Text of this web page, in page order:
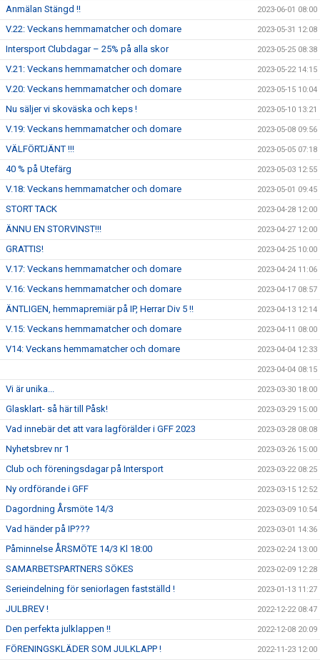
Anmälan Stängd !! 2023-06-01 08:00
V.22: Veckans hemmamatcher och domare 2023-05-31 12:08
Intersport Clubdagar – 25% på alla skor 2023-05-25 08:38
V.21: Veckans hemmamatcher och domare 2023-05-22 14:15
V.20: Veckans hemmamatcher och domare 2023-05-15 10:04
Nu säljer vi skoväska och keps ! 2023-05-10 13:21
V.19: Veckans hemmamatcher och domare 2023-05-08 09:56
VÄLFÖRTJÄNT !!! 2023-05-05 07:18
40 % på Utefärg 2023-05-03 12:55
V.18: Veckans hemmamatcher och domare 2023-05-01 09:45
STORT TACK 2023-04-28 12:00
ÄNNU EN STORVINST!!! 2023-04-27 12:00
GRATTIS! 2023-04-25 10:00
V.17: Veckans hemmamatcher och domare 2023-04-24 11:06
V.16: Veckans hemmamatcher och domare 2023-04-17 08:57
ÄNTLIGEN, hemmapremiär på IP, Herrar Div 5 !! 2023-04-13 12:14
V.15: Veckans hemmamatcher och domare 2023-04-11 08:00
V14: Veckans hemmamatcher och domare 2023-04-04 12:33
2023-04-04 08:15
Vi är unika... 2023-03-30 18:00
Glasklart- så här till Påsk! 2023-03-29 15:00
Vad innebär det att vara lagförälder i GFF 2023 2023-03-28 08:08
Nyhetsbrev nr 1 2023-03-26 15:00
Club och föreningsdagar på Intersport 2023-03-22 08:25
Ny ordförande i GFF 2023-03-15 12:52
Dagordning Årsmöte 14/3 2023-03-09 10:54
Vad händer på IP??? 2023-03-01 14:36
Påminnelse ÅRSMÖTE 14/3 Kl 18:00 2023-02-24 13:00
SAMARBETSPARTNERS SÖKES 2023-02-09 12:28
Serieindelning för seniorlagen fastställd ! 2023-01-13 11:27
JULBREV ! 2022-12-22 08:47
Den perfekta julklappen !! 2022-12-08 20:09
FÖRENINGSKLÄDER SOM JULKLAPP ! 2022-11-23 12:00